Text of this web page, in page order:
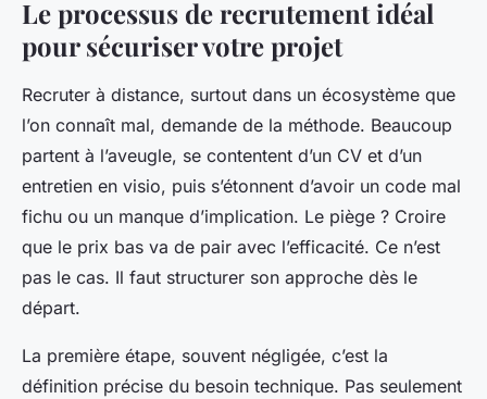
Le processus de recrutement idéal
pour sécuriser votre projet
Recruter à distance, surtout dans un écosystème que
l’on connaît mal, demande de la méthode. Beaucoup
partent à l’aveugle, se contentent d’un CV et d’un
entretien en visio, puis s’étonnent d’avoir un code mal
fichu ou un manque d’implication. Le piège ? Croire
que le prix bas va de pair avec l’efficacité. Ce n’est
pas le cas. Il faut structurer son approche dès le
départ.
La première étape, souvent négligée, c’est la
définition précise du besoin technique. Pas seulement